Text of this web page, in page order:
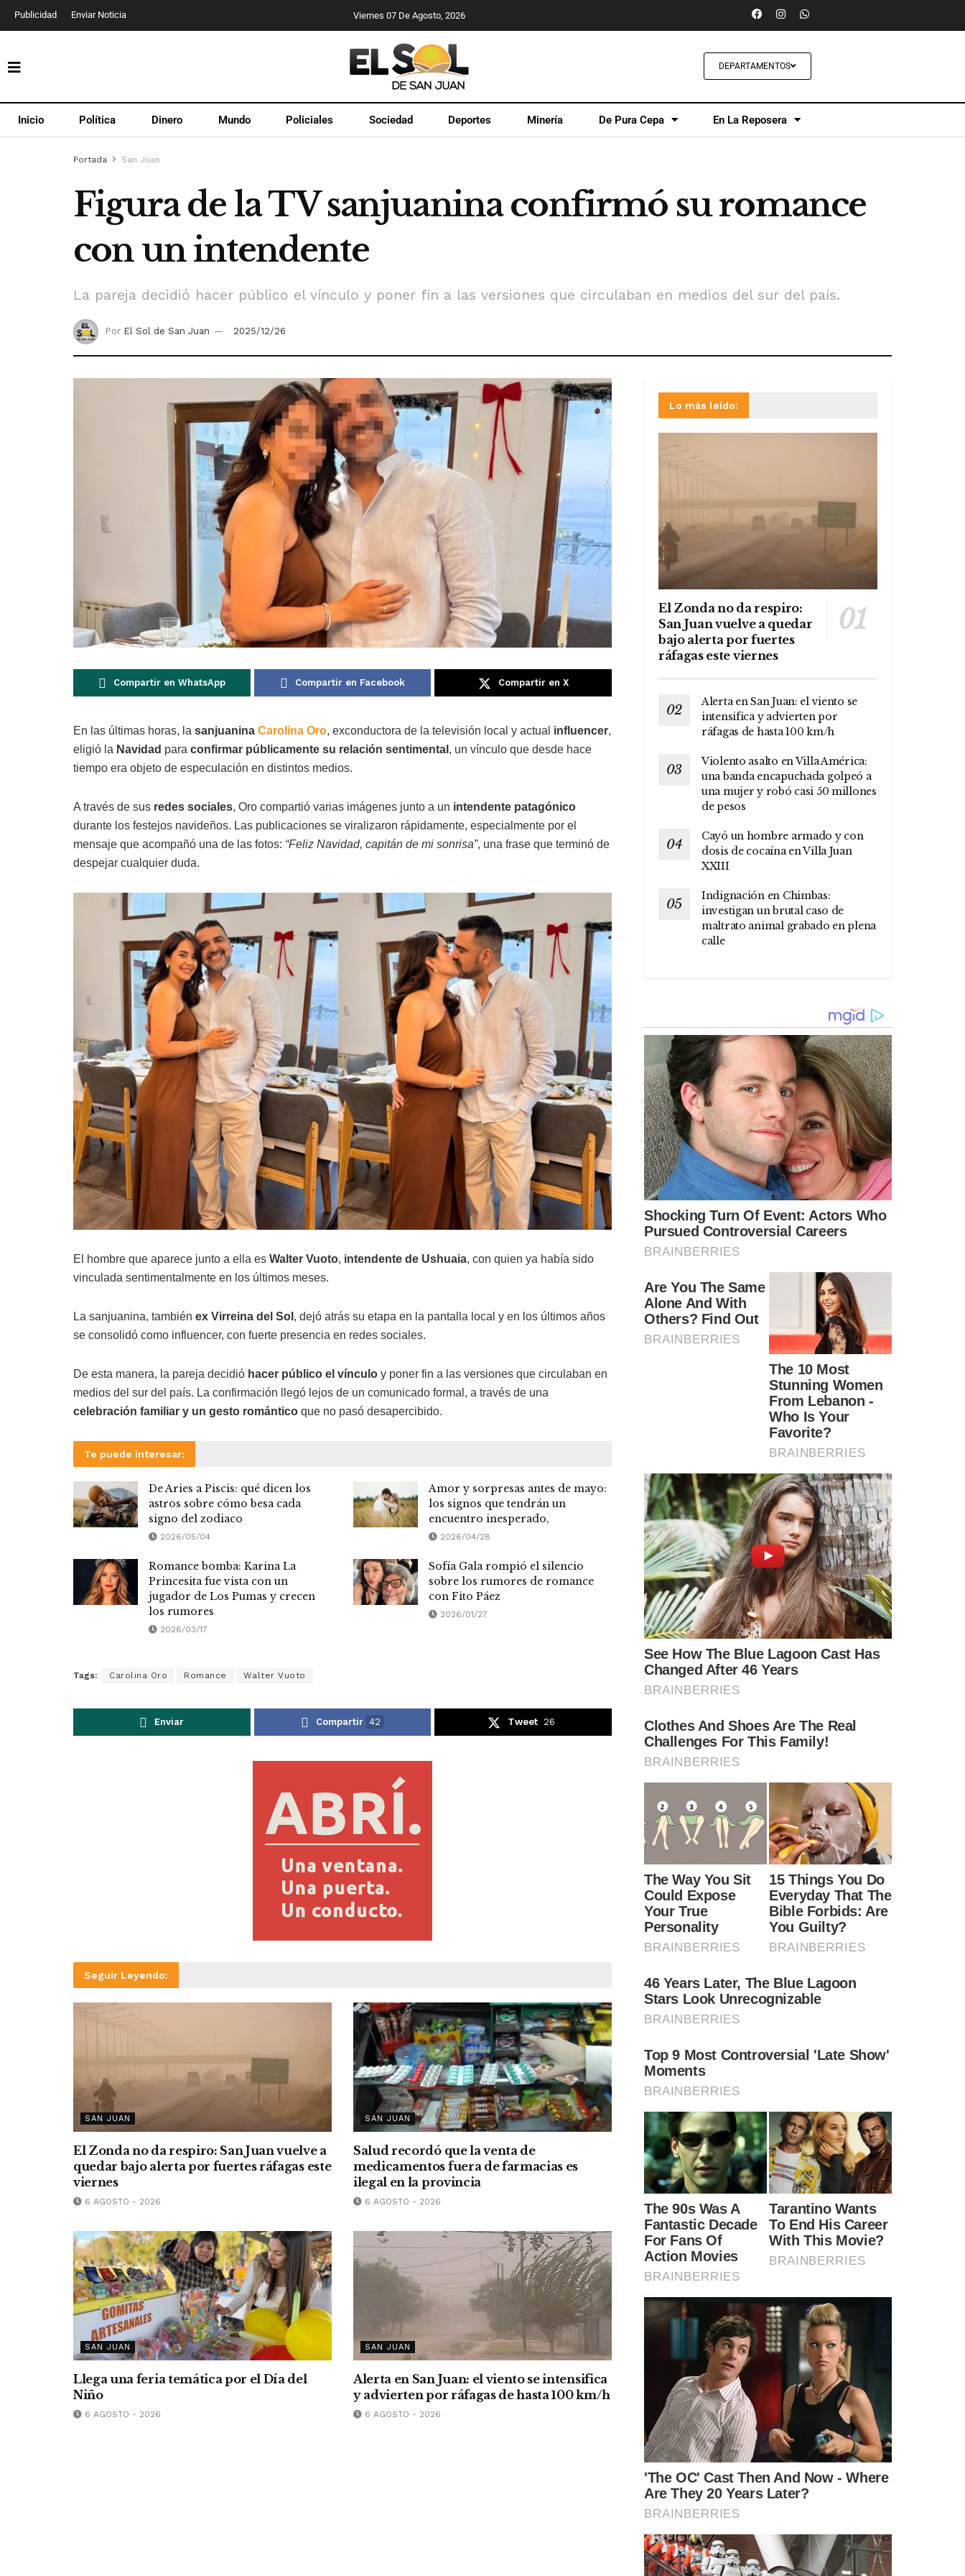
Publicidad Enviar Noticia Viernes 07 De Agosto, 2026
DEPARTAMENTOS
Inicio Política Dinero Mundo Policiales Sociedad Deportes Minería De Pura Cepa En La Reposera
Portada San Juan
Figura de la TV sanjuanina confirmó su romance
con un intendente
La pareja decidió hacer público el vínculo y poner fin a las versiones que circulaban en medios del sur del país.
Por El Sol de San Juan 2025/12/26
Compartir en WhatsApp Compartir en Facebook Compartir en X
En las últimas horas, la sanjuanina Carolina Oro, exconductora de la televisión local y actual influencer,
eligió la Navidad para confirmar públicamente su relación sentimental , un vínculo que desde hace
tiempo era objeto de especulación en distintos medios.
A través de sus redes sociales, Oro compartió varias imágenes junto a un intendente patagónico
durante los festejos navideños. Las publicaciones se viralizaron rápidamente, especialmente por el
mensaje que acompañó una de las fotos: “Feliz Navidad, capitán de mi sonrisa”, una frase que terminó de
despejar cualquier duda.
El hombre que aparece junto a ella es Walter Vuoto, intendente de Ushuaia, con quien ya había sido
vinculada sentimentalmente en los últimos meses.
La sanjuanina, también ex Virreina del Sol , dejó atrás su etapa en la pantalla local y en los últimos años
se consolidó como influencer, con fuerte presencia en redes sociales.
De esta manera, la pareja decidió hacer público el vínculo y poner fin a las versiones que circulaban en
medios del sur del país. La confirmación llegó lejos de un comunicado formal, a través de una
celebración familiar y un gesto romántico que no pasó desapercibido.
Te puede interesar:
De Aries a Piscis: qué dicen los
astros sobre cómo besa cada
signo del zodiaco
2026/05/04
Amor y sorpresas antes de mayo:
los signos que tendrán un
encuentro inesperado,
2026/04/28
Romance bomba: Karina La
Princesita fue vista con un
jugador de Los Pumas y crecen
los rumores
2026/03/17
Sofía Gala rompió el silencio
sobre los rumores de romance
con Fito Páez
2026/01/27
Tags: Carolina Oro Romance Walter Vuoto
Enviar Compartir 42 Tweet 26
Seguir Leyendo:
SAN JUAN
El Zonda no da respiro: San Juan vuelve a
quedar bajo alerta por fuertes ráfagas este
viernes
6 AGOSTO - 2026
SAN JUAN
Salud recordó que la venta de
medicamentos fuera de farmacias es
ilegal en la provincia
6 AGOSTO - 2026
SAN JUAN
Llega una feria temática por el Día del
Niño
6 AGOSTO - 2026
SAN JUAN
Alerta en San Juan: el viento se intensifica
y advierten por ráfagas de hasta 100 km/h
6 AGOSTO - 2026
Lo más leído:
El Zonda no da respiro:
San Juan vuelve a quedar
bajo alerta por fuertes
ráfagas este viernes
Alerta en San Juan: el viento se
intensifica y advierten por
ráfagas de hasta 100 km/h
Violento asalto en Villa América:
una banda encapuchada golpeó a
una mujer y robó casi 50 millones
de pesos
Cayó un hombre armado y con
dosis de cocaína en Villa Juan
XXIII
Indignación en Chimbas:
investigan un brutal caso de
maltrato animal grabado en plena
calle